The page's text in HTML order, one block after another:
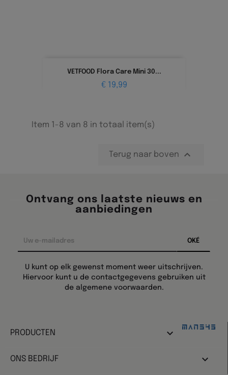
VETFOOD Flora Care Mini 30...
Prijs
€ 19,99
Item 1-8 van 8 in totaal item(s)
Terug naar boven 
Ontvang ons laatste nieuws en
aanbiedingen
U kunt op elk gewenst moment weer uitschrijven.
Hiervoor kunt u de contactgegevens gebruiken uit
de algemene voorwaarden.
PRODUCTEN 
ONS BEDRIJF 